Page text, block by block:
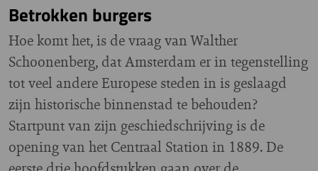
Betrokken burgers
Hoe komt het, is de vraag van Walther
Schoonenberg, dat Amsterdam er in tegenstelling
tot veel andere Europese steden in is geslaagd
zijn historische binnenstad te behouden?
Startpunt van zijn geschiedschrijving is de
opening van het Centraal Station in 1889. De